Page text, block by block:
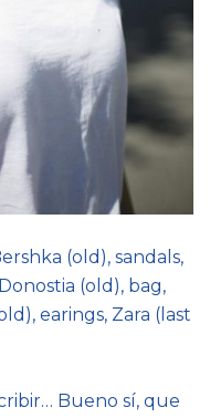
(old), sandals,
(old), bag,
earings, Zara (last
Bueno sí, que